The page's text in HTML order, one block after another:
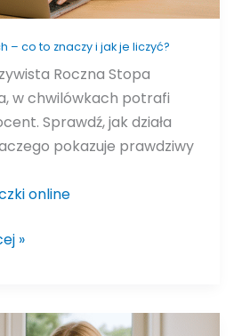
– co to znaczy i jak je liczyć?
Roczna Stopa
w chwilówkach potrafi
Sprawdź, jak działa
pokazuje prawdziwy
online
»